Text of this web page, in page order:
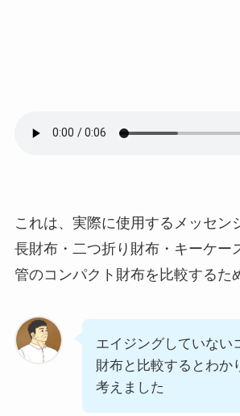
これは、実際に使用するメッセン
長財布・二つ折り財布・キーケー
管のコンパクト財布を比較するた
エイジングしていない
財布と比較するとわか
考えました